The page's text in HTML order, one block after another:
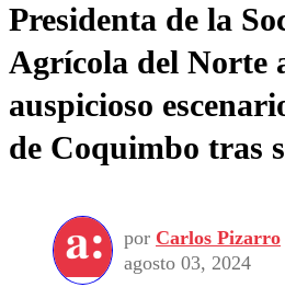
Presidenta de la
Agrícola del Norte
auspicioso
de Coquimbo tras
por Carlos Pizarro
agosto 03, 2024